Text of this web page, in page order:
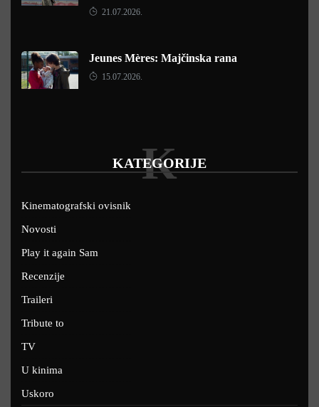
21.07.2026.
Jeunes Mères: Majčinska rana
15.07.2026.
KATEGORIJE
K
Kinematografski ovisnik
Novosti
Play it again Sam
Recenzije
Traileri
Tribute to
TV
U kinima
Uskoro